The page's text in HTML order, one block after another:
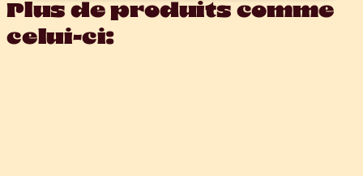
Plus de produits comme
celui-ci: